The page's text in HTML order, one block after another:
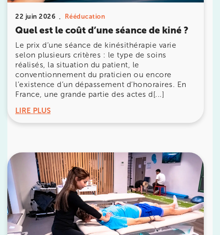
22 juin 2026 Rééducation
Quel est le coût d’une séance de kiné ?
Le prix d’une séance de kinésithérapie varie
selon plusieurs critères : le type de soins
réalisés, la situation du patient, le
conventionnement du praticien ou encore
l’existence d’un dépassement d’honoraires. En
France, une grande partie des actes d[...]
LIRE PLUS
380 Av. de la Division Leclerc 92290
Châtenay-Malabry
380 Av. de la Division Leclerc 92290 Châtenay-
01 43 50 05 24
Prenez RDV sur
Prenez RDV sur
IK PARIS 17 – VILLIERS
68 Av. de Villiers 75017 Paris
01 44 90 90 40
Prenez RDV sur
Prenez RDV sur
IK PARIS 8 – SAINT-LAZARE